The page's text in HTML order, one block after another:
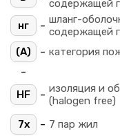
содержащей
нг
- шланг-
содержащей
(A)
- категория
-
HF - изоляция и
(halogen free)
7х
- 7 пар жил